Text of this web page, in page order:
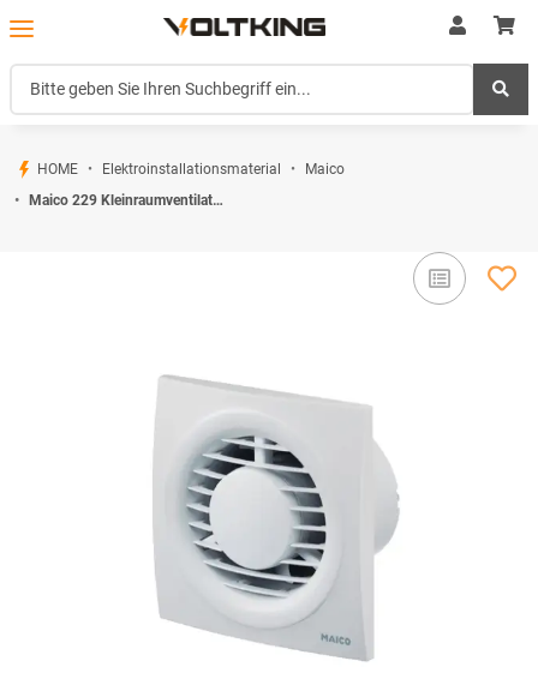
HOME Elektroinstallationsmaterial
Maico
Maico 229 Kleinraumventilator ECA piano TC mit einstellbarem Nachlauf DN100